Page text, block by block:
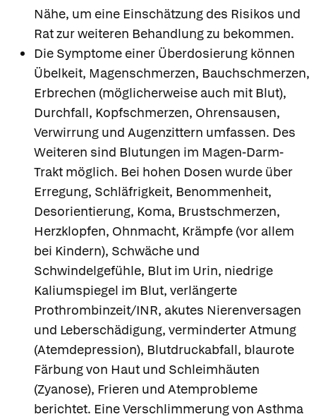
Nähe, um eine Einschätzung des Risikos und
Rat zur weiteren Behandlung zu bekommen.
Die Symptome einer Überdosierung können
Übelkeit, Magenschmerzen, Bauchschmerzen,
Erbrechen (möglicherweise auch mit Blut),
Durchfall, Kopfschmerzen, Ohrensausen,
Verwirrung und Augenzittern umfassen. Des
Weiteren sind Blutungen im Magen-Darm-
Trakt möglich. Bei hohen Dosen wurde über
Erregung, Schläfrigkeit, Benommenheit,
Desorientierung, Koma, Brustschmerzen,
Herzklopfen, Ohnmacht, Krämpfe (vor allem
bei Kindern), Schwäche und
Schwindelgefühle, Blut im Urin, niedrige
Kaliumspiegel im Blut, verlängerte
Prothrombinzeit/INR, akutes Nierenversagen
und Leberschädigung, verminderter Atmung
(Atemdepression), Blutdruckabfall, blaurote
Färbung von Haut und Schleimhäuten
(Zyanose), Frieren und Atemprobleme
berichtet. Eine Verschlimmerung von Asthma